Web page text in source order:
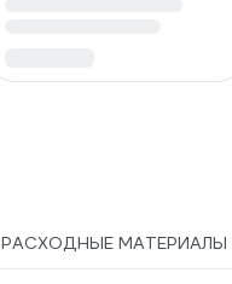
РАСХОДНЫЕ МАТЕРИАЛЫ